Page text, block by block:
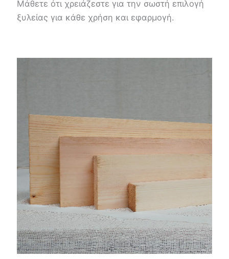
Μάθετε ότι χρειάζεστε για την σωστή επιλογή
ξυλείας για κάθε χρήση και εφαρμογή.